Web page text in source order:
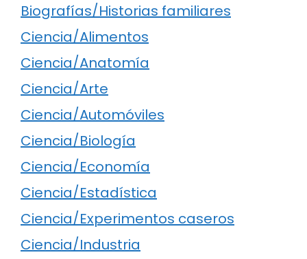
Biografías/Historias familiares
Ciencia/Alimentos
Ciencia/Anatomía
Ciencia/Arte
Ciencia/Automóviles
Ciencia/Biología
Ciencia/Economía
Ciencia/Estadística
Ciencia/Experimentos caseros
Ciencia/Industria